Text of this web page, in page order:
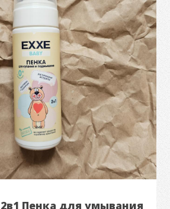
2в1 Пенка для умывания